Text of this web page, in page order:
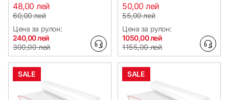
48,00 лей
60,00 лей
Цена за рулон:
240,00 лей
300,00 лей
50,00 лей
55,00 лей
Цена за рулон:
1050,00 лей
1155,00 лей
SALE SALE